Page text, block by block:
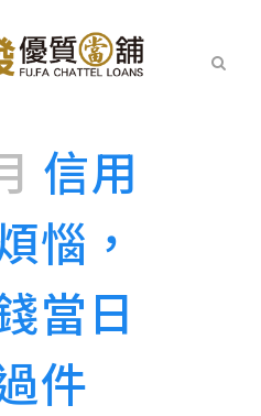
信用
惱，
當日
件